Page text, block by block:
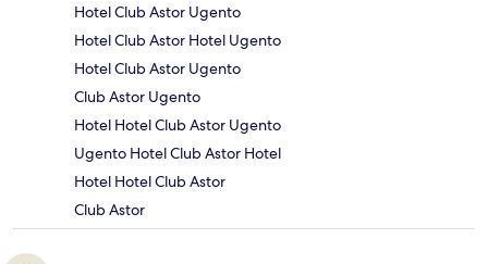
Hotel Club Astor Ugento
Hotel Club Astor Hotel Ugento
Hotel Club Astor Ugento
Club Astor Ugento
Hotel Hotel Club Astor Ugento
Ugento Hotel Club Astor Hotel
Hotel Hotel Club Astor
Club Astor